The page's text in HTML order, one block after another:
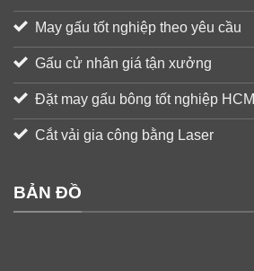
May gấu tốt nghiệp theo yêu cầu
Gấu cử nhân giá tận xưởng
Đặt may gấu bông tốt nghiệp HCM
Cắt vải gia công bằng Laser
BẢN ĐỒ